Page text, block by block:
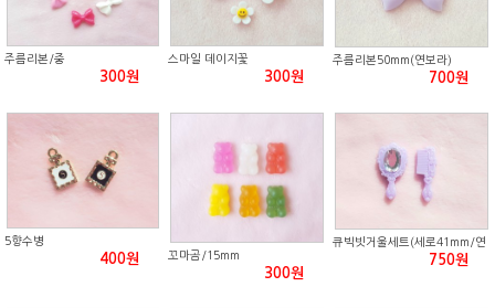
주름리본/중
300원
스마일 데이지꽃
300원
주름리본50mm(연보라)
700원
5향수병
400원 꼬마곰/15mm
300원
큐빅빗거울세트(세로41mm/연
750원